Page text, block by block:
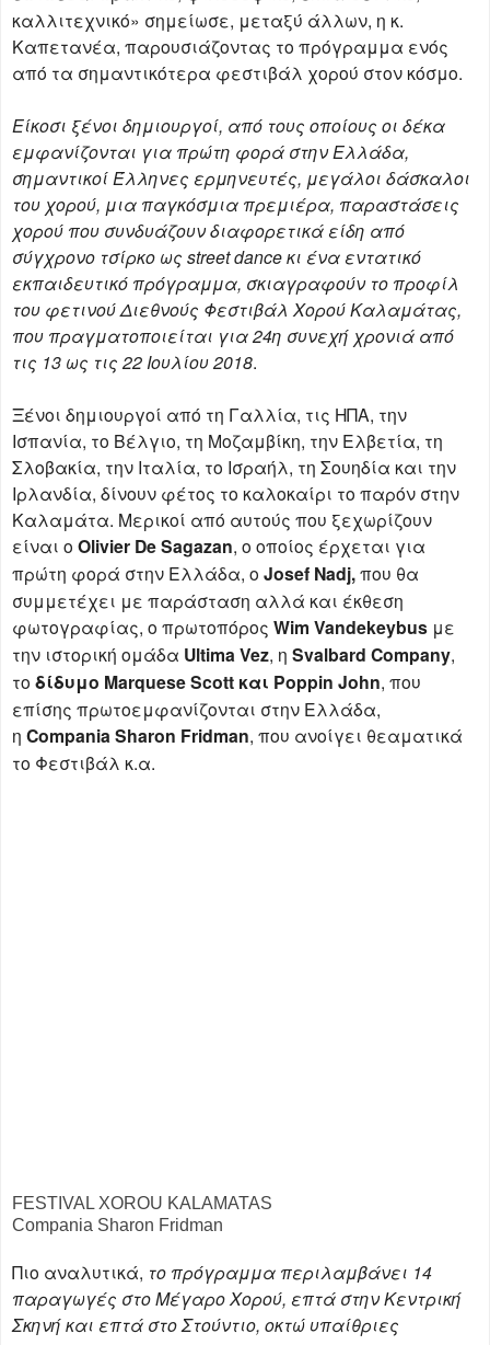
καλλιτεχνικό» σημείωσε, μεταξύ άλλων, η κ.
Καπετανέα, παρουσιάζοντας το πρόγραμμα ενός
από τα σημαντικότερα φεστιβάλ χορού στον κόσμο.
Είκοσι ξένοι δημιουργοί, από τους οποίους οι δέκα
εμφανίζονται για πρώτη φορά στην Ελλάδα,
σημαντικοί Έλληνες ερμηνευτές, μεγάλοι δάσκαλοι
του χορού, μια παγκόσμια πρεμιέρα, παραστάσεις
χορού που συνδυάζουν διαφορετικά είδη από
σύγχρονο τσίρκο ως street dance κι ένα εντατικό
εκπαιδευτικό πρόγραμμα, σκιαγραφούν το προφίλ
του φετινού Διεθνούς Φεστιβάλ Χορού Καλαμάτας,
που πραγματοποιείται για 24η συνεχή χρονιά από
τις 13 ως τις 22 Ιουλίου 2018.
Ξένοι δημιουργοί από τη Γαλλία, τις ΗΠΑ, την
Ισπανία, το Βέλγιο, τη Μοζαμβίκη, την Ελβετία, τη
Σλοβακία, την Ιταλία, το Ισραήλ, τη Σουηδία και την
Ιρλανδία, δίνουν φέτος το καλοκαίρι το παρόν στην
Καλαμάτα. Μερικοί από αυτούς που ξεχωρίζουν
είναι ο Olivier De Sagazan, ο οποίος έρχεται για
πρώτη φορά στην Ελλάδα, o Josef Nadj,που θα
συμμετέχει με παράσταση αλλά και έκθεση
φωτογραφίας, ο πρωτοπόρος Wim Vandekeybus με
την ιστορική ομάδα Ultima Vez, η Svalbard Company,
το δίδυμο Marquese Scott και Poppin John, που
επίσης πρωτοεμφανίζονται στην Ελλάδα,
η Compania Sharon Fridman, που ανοίγει θεαματικά
το Φεστιβάλ κ.α.
FESTIVAL XOROU KALAMATAS
Compania Sharon Fridman
Πιο αναλυτικά, το πρόγραμμα περιλαμβάνει 14
παραγωγές στο Μέγαρο Χορού, επτά στην Κεντρική
Σκηνή και επτά στο Στούντιο, οκτώ υπαίθριες